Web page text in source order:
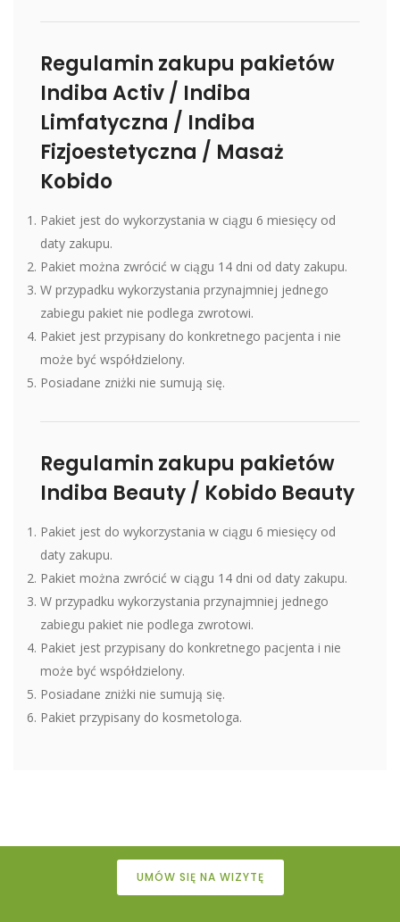
Regulamin zakupu pakietów
Indiba Activ / Indiba
Limfatyczna / Indiba
Fizjoestetyczna / Masaż
Kobido
Pakiet jest do wykorzystania w ciągu 6 miesięcy od
daty zakupu.
Pakiet można zwrócić w ciągu 14 dni od daty zakupu.
W przypadku wykorzystania przynajmniej jednego
zabiegu pakiet nie podlega zwrotowi.
Pakiet jest przypisany do konkretnego pacjenta i nie
może być współdzielony.
Posiadane zniżki nie sumują się.
Regulamin zakupu pakietów
Indiba Beauty / Kobido Beauty
Pakiet jest do wykorzystania w ciągu 6 miesięcy od
daty zakupu.
Pakiet można zwrócić w ciągu 14 dni od daty zakupu.
W przypadku wykorzystania przynajmniej jednego
zabiegu pakiet nie podlega zwrotowi.
Pakiet jest przypisany do konkretnego pacjenta i nie
może być współdzielony.
Posiadane zniżki nie sumują się.
Pakiet przypisany do kosmetologa.
UMÓW SIĘ NA WIZYTĘ